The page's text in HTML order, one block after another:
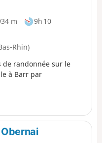
m
9h 10
Rhin)
de randonnée sur le
à Barr par